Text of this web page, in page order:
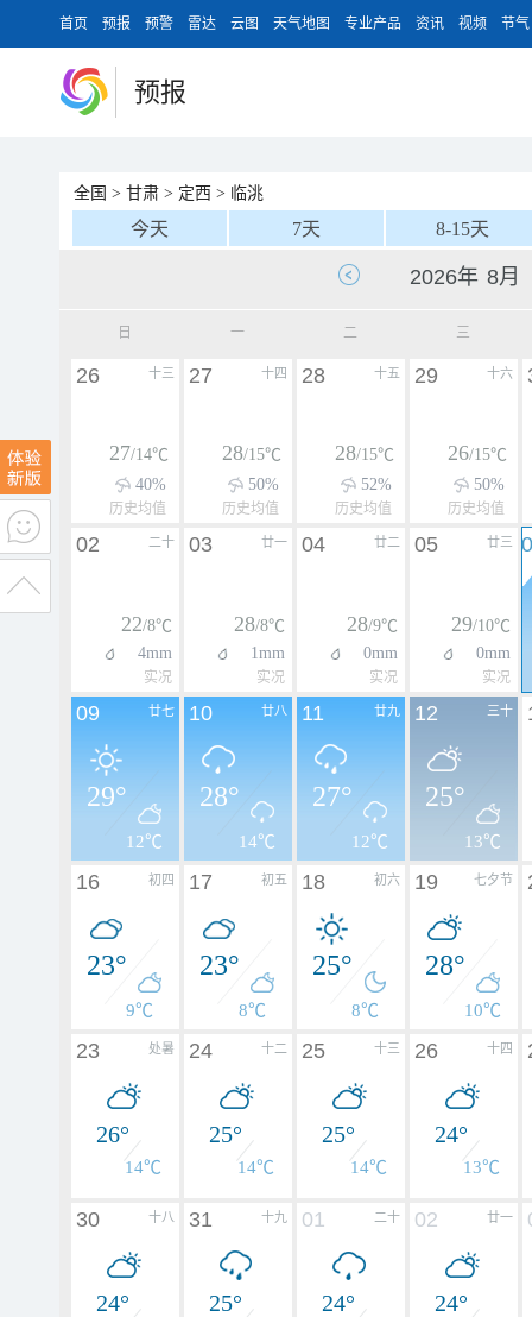
首页 预报 预警 雷达 云图 天气地图 专业产品 资讯 视频 节气
预报
全国 > 甘肃 > 定西 > 临洮
今天 7天 8-15天
日 一 二 三
十三
26
27/14℃
40%
历史均值
十四
27
28/15℃
50%
历史均值
十五
28
28/15℃
52%
历史均值
十六
29
26/15℃
50%
历史均值
二十
02
22/8℃
4mm
实况
廿一
03
28/8℃
1mm
实况
廿二
04
28/9℃
0mm
实况
廿三
05
29/10℃
0mm
实况
廿七
09
29°
12℃
廿八
10
28°
14℃
廿九
11
27°
12℃
三十
12
25°
13℃
初四
16
23°
9℃
初五
17
23°
8℃
初六
18
25°
8℃
七夕节
19
28°
10℃
处暑
23
26°
14℃
十二
24
25°
14℃
十三
25
25°
14℃
十四
26
24°
13℃
十八
30
24°
十九
31
25°
二十
01
24°
廿一
02
24°